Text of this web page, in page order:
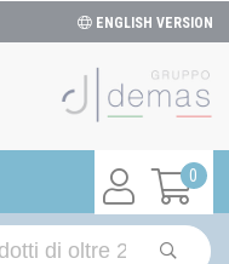
ENGLISH VERSION
0